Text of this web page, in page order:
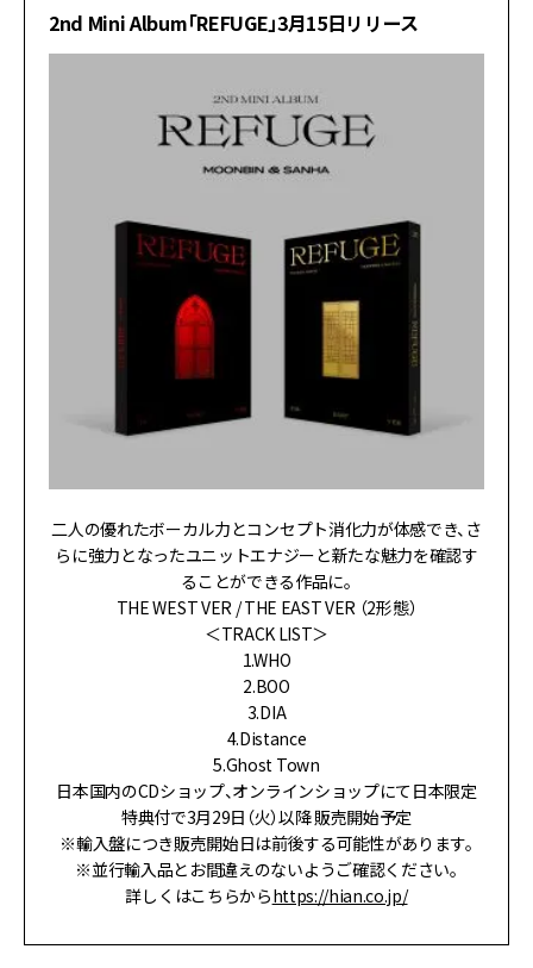
2nd Mini Album「REFUGE」3月15日リリース
二人の優れたボーカル力とコンセプト消化力が体感でき、さ
らに強力となったユニットエナジーと新たな魅力を確認す
ることができる作品に。
THE WEST VER / THE EAST VER （2形態）
＜TRACK LIST＞
1.WHO
2.BOO
3.DIA
4.Distance
5.Ghost Town
日本国内のCDショップ、オンラインショップにて日本限定
特典付で3月29日（火）以降 販売開始予定
※輸入盤につき販売開始日は前後する可能性があります。
※並行輸入品とお間違えのないようご確認ください。
詳しくはこちらからhttps://hian.co.jp/